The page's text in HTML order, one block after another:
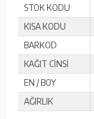
STOK KODU
KISA KODU
BARKOD
KAĞIT CİNSİ
EN / BOY
AĞIRLIK